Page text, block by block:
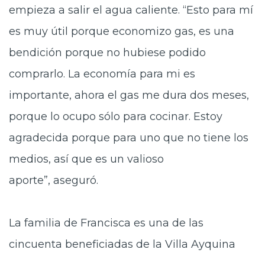
empieza a salir el agua caliente. “Esto para mí
es muy útil porque economizo gas, es una
bendición porque no hubiese podido
comprarlo. La economía para mi es
importante, ahora el gas me dura dos meses,
porque lo ocupo sólo para cocinar. Estoy
agradecida porque para uno que no tiene los
medios, así que es un valioso
aporte”, aseguró.
La familia de Francisca es una de las
cincuenta beneficiadas de la Villa Ayquina